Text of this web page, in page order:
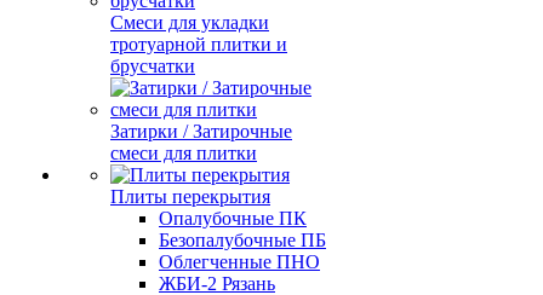
Смеси для укладки
тротуарной плитки и
брусчатки
Затирки / Затирочные
смеси для плитки
Плиты перекрытия
Опалубочные ПК
Безопалубочные ПБ
Облегченные ПНО
ЖБИ-2 Рязань